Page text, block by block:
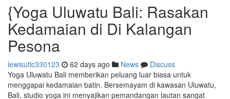
{Yoga Uluwatu Bali: Rasakan
Kedamaian di Di Kalangan
Pesona
lewisutlc330123 62 days ago News
Discuss
Yoga Uluwatu Bali memberikan peluang luar biasa untuk
menggapai kedamaian batin. Bersemayam di kawasan Uluwatu,
Bali, studio yoga ini menyajikan pemandangan lautan sangat